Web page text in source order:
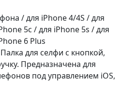
/ для iPhone 4/4S / для
5c / для iPhone 5s / для
6 Plus
Палка для селфи с кнопкой,
Предназначена для
под управлением iOS,